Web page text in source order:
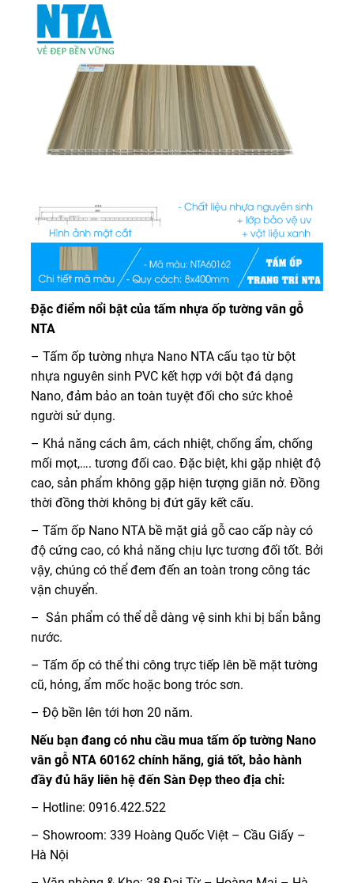
Đặc điểm nổi bật của tấm nhựa ốp tường vân gỗ
NTA
– Tấm ốp tường nhựa Nano NTA cấu tạo từ bột
nhựa nguyên sinh PVC kết hợp với bột đá dạng
Nano, đảm bảo an toàn tuyệt đối cho sức khoẻ
người sử dụng.
– Khả năng cách âm, cách nhiệt, chống ẩm, chống
mối mọt,…. tương đối cao. Đặc biệt, khi gặp nhiệt độ
cao, sản phẩm không gặp hiện tượng giãn nở. Đồng
thời đồng thời không bị đứt gãy kết cấu.
– Tấm ốp Nano NTA bề mặt giả gỗ cao cấp này có
độ cứng cao, có khả năng chịu lực tương đối tốt. Bởi
vậy, chúng có thể đem đến an toàn trong công tác
vận chuyển.
– Sản phẩm có thể dễ dàng vệ sinh khi bị bẩn bằng
nước.
– Tấm ốp có thể thi công trực tiếp lên bề mặt tường
cũ, hỏng, ẩm mốc hoặc bong tróc sơn.
– Độ bền lên tới hơn 20 năm.
Nếu bạn đang có nhu cầu mua tấm ốp tường Nano
vân gỗ NTA 60162 chính hãng, giá tốt, bảo hành
đầy đủ hãy liên hệ đến Sàn Đẹp theo địa chỉ:
– Hotline: 0916.422.522
– Showroom: 339 Hoàng Quốc Việt – Cầu Giấy –
Hà Nội